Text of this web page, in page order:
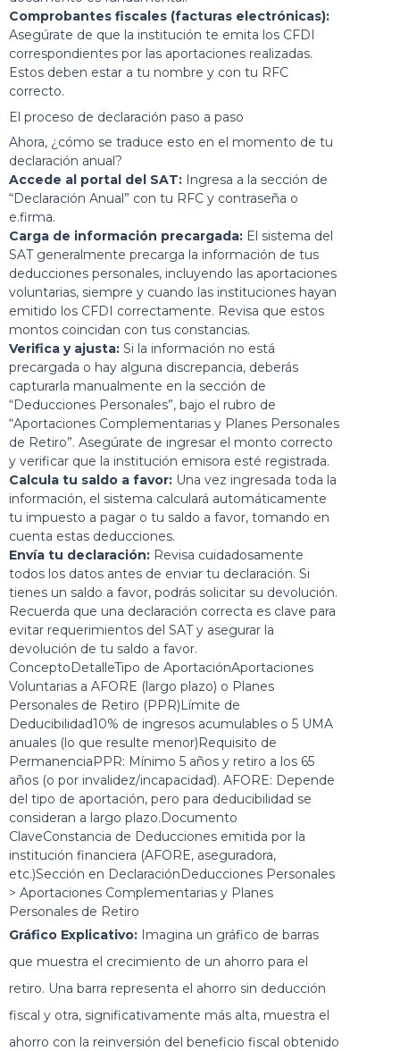
Comprobantes fiscales (facturas electrónicas):
Asegúrate de que la institución te emita los CFDI
correspondientes por las aportaciones realizadas.
Estos deben estar a tu nombre y con tu RFC
correcto.
El proceso de declaración paso a paso
Ahora, ¿cómo se traduce esto en el momento de tu
declaración anual?
Accede al portal del SAT: Ingresa a la sección de
“Declaración Anual” con tu RFC y contraseña o
e.firma.
Carga de información precargada: El sistema del
SAT generalmente precarga la información de tus
deducciones personales, incluyendo las aportaciones
voluntarias, siempre y cuando las instituciones hayan
emitido los CFDI correctamente. Revisa que estos
montos coincidan con tus constancias.
Verifica y ajusta: Si la información no está
precargada o hay alguna discrepancia, deberás
capturarla manualmente en la sección de
“Deducciones Personales”, bajo el rubro de
“Aportaciones Complementarias y Planes Personales
de Retiro”. Asegúrate de ingresar el monto correcto
y verificar que la institución emisora esté registrada.
Calcula tu saldo a favor: Una vez ingresada toda la
información, el sistema calculará automáticamente
tu impuesto a pagar o tu saldo a favor, tomando en
cuenta estas deducciones.
Envía tu declaración: Revisa cuidadosamente
todos los datos antes de enviar tu declaración. Si
tienes un saldo a favor, podrás solicitar su devolución.
Recuerda que una declaración correcta es clave para
evitar requerimientos del SAT y asegurar la
devolución de tu saldo a favor.
ConceptoDetalleTipo de AportaciónAportaciones
Voluntarias a AFORE (largo plazo) o Planes
Personales de Retiro (PPR)Límite de
Deducibilidad10% de ingresos acumulables o 5 UMA
anuales (lo que resulte menor)Requisito de
PermanenciaPPR: Mínimo 5 años y retiro a los 65
años (o por invalidez/incapacidad). AFORE: Depende
del tipo de aportación, pero para deducibilidad se
consideran a largo plazo.Documento
ClaveConstancia de Deducciones emitida por la
institución financiera (AFORE, aseguradora,
etc.)Sección en DeclaraciónDeducciones Personales
> Aportaciones Complementarias y Planes
Personales de Retiro
Gráfico Explicativo: Imagina un gráfico de barras
que muestra el crecimiento de un ahorro para el
retiro. Una barra representa el ahorro sin deducción
fiscal y otra, significativamente más alta, muestra el
ahorro con la reinversión del beneficio fiscal obtenido